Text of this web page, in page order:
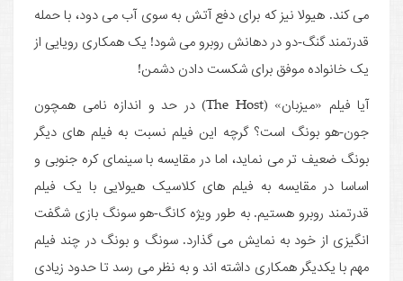
می کند. هیولا نیز که برای دفع آتش به سوی آب می دود، با حمله
قدرتمند گنگ-دو در دهانش روبرو می شود! یک همکاری رویایی از
یک خانواده موفق برای شکست دادن دشمن!
آیا فیلم «میزبان» (The Host) در حد و اندازه نامی همچون
جون-هو بونگ است؟ گرچه این فیلم نسبت به فیلم های دیگر
بونگ ضعیف تر می نماید، اما در مقایسه با سینمای کره جنوبی و
اساسا در مقایسه به فیلم های کلاسیک هیولایی با یک فیلم
قدرتمند روبرو هستیم. به طور ویژه کانگ-هو سونگ بازی شگفت
انگیزی از خود به نمایش می گذارد. سونگ و بونگ در چند فیلم
مهم با یکدیگر همکاری داشته اند و به نظر می رسد تا حدود زیادی